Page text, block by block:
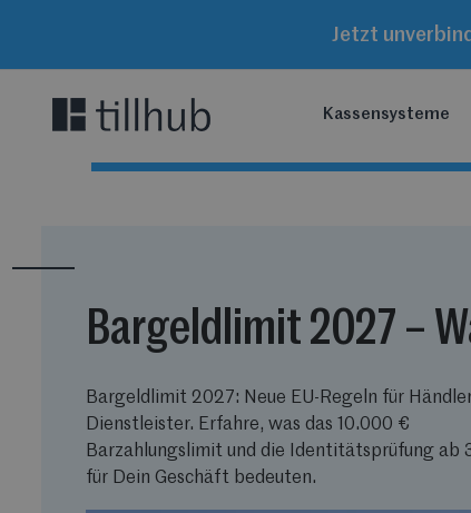
Jetzt
Kassensysteme
Bargeldlimit 2027 –
Bargeldlimit 2027: Neue EU-Regeln für
Dienstleister. Erfahre, was das 10.000 €
Barzahlungslimit und die Identitätsprüfung ab
für Dein Geschäft bedeuten.